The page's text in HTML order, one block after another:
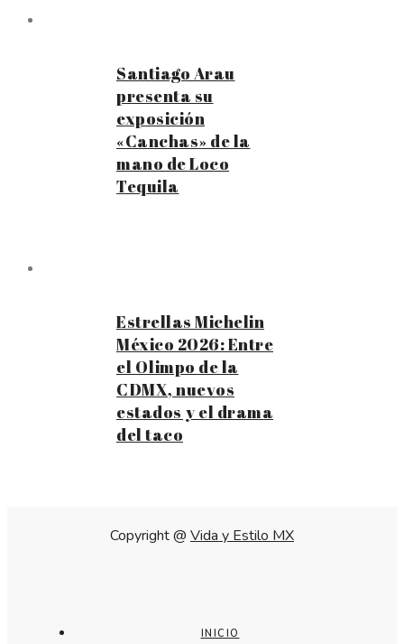
Santiago Arau
presenta su
exposición
«Canchas» de la
mano de Loco
Tequila
Estrellas Michelin
México 2026: Entre
el Olimpo de la
CDMX, nuevos
estados y el drama
del taco
Copyright @ Vida y Estilo MX
INICIO